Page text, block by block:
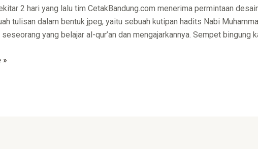
2 hari yang lalu tim CetakBandung.com menerima permintaan
tulisan dalam bentuk jpeg, yaitu sebuah kutipan hadits Nabi
yang belajar al-qur’an dan mengajarkannya. Sempet
»